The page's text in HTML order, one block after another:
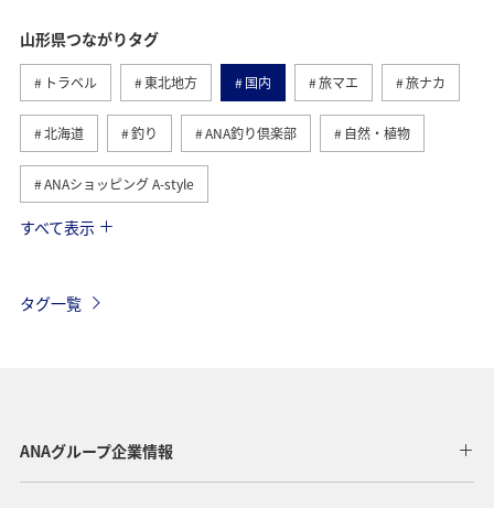
山形県つながりタグ
トラベル 東北地方 国内 旅マエ 旅ナカ
北海道 釣り ANA釣り倶楽部 自然・植物
ANAショッピング A-style
夏 川
マイルを貯める 宮城県 湖 ANA Mall
すべて表示
タグ一覧
ANAグループ企業情報